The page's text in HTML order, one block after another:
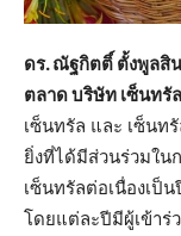
ดร. ณัฐกิตติ์ ตั้งพูลสิ
ตลาด บริษัท เซ็นท
เซ็นทรัล และ เซ็น
ยิ่งที่ได้มีส่วนร่วมใน
เซ็นทรัลต่อเนื่องเป็
โดยแต่ละปีมีผู้เข้าร่